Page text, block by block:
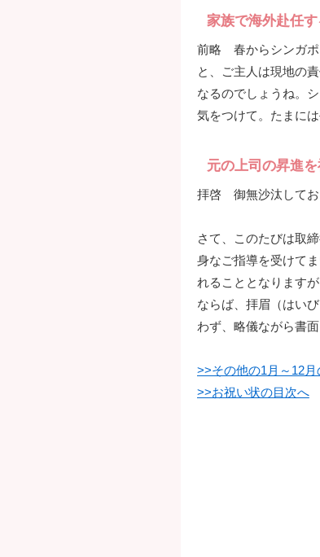
家族で海外赴任
前略 春からシンガポ
と、ご主人は現地の
なるのでしょうね。
気をつけて。たまに
元の上司の昇進を
拝啓 御無沙汰してお
さて、このたびは取
身なご指導を受けて
れることとなります
ならば、拝眉（はい
わず、略儀ながら書
>>その他の1月～12
>>お祝い状の目次へ